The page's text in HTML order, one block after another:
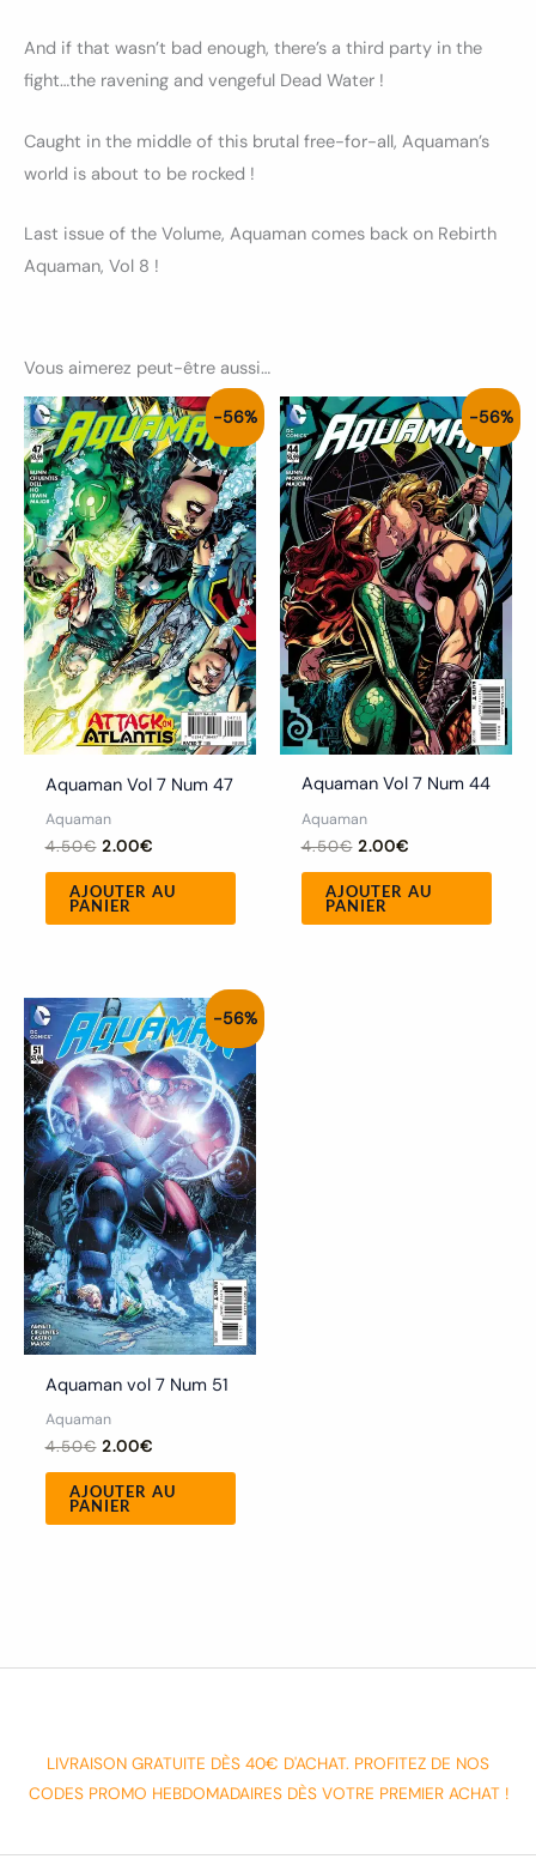
And if that wasn’t bad enough, there’s a third party in the
fight…the ravening and vengeful Dead Water !
Caught in the middle of this brutal free-for-all, Aquaman’s
world is about to be rocked !
Last issue of the Volume, Aquaman comes back on Rebirth
Aquaman, Vol 8 !
Vous aimerez peut-être aussi…
-56%
Aquaman Vol 7 Num 47
Aquaman
4.50€
Le
prix
initial
était :
4.50€.
2.00€
Le
prix
actuel
est :
2.00€.
AJOUTER AU
PANIER
-56%
Aquaman Vol 7 Num 44
Aquaman
4.50€
Le
prix
initial
était :
4.50€.
2.00€
Le
prix
actuel
est :
2.00€.
AJOUTER AU
PANIER
-56%
Aquaman vol 7 Num 51
Aquaman
4.50€
Le
prix
initial
était :
4.50€.
2.00€
Le
prix
actuel
est :
2.00€.
AJOUTER AU
PANIER
LIVRAISON GRATUITE DÈS 40€ D'ACHAT. PROFITEZ DE NOS
CODES PROMO HEBDOMADAIRES DÈS VOTRE PREMIER ACHAT !